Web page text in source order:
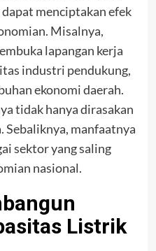
menciptakan efek
Misalnya,
lapangan kerja
industri pendukung,
ekonomi daerah.
tidak hanya dirasakan
Sebaliknya, manfaatnya
sektor yang saling
nasional.
Listrik